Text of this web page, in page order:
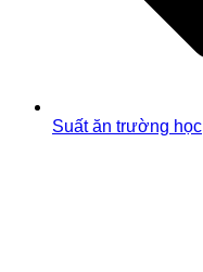
Suất ăn trường học